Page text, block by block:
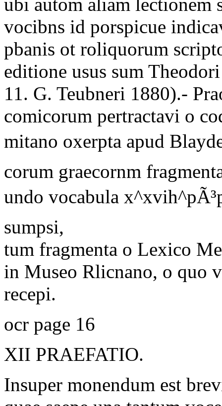
vocibns id porspicue
pbanis ot roliquorum
editione usus sum
11. G. Teubneri 1880).-
comicorum pertractavi o
mitano oxerpta apud
corum graecornm
undo vocabula
sumpsi,
tum fragmenta o Lexico
in Museo Rlicnano, o quo
recepi.
ocr page 16
XII PRAEFATIO.
Insuper monendum est